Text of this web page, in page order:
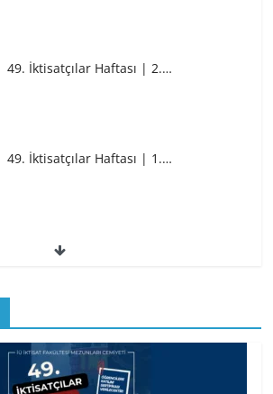
49. İktisatçılar Haftası | 2.…
49. İktisatçılar Haftası | 1.…
49. İktisatçılar Haftası | 1.…
BİZ İKTİSATLILAR: İÇİMİZDEN BİRİ PROF.
…